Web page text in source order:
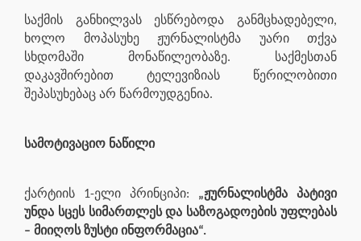
საქმის განხილვას ესწრებოდა განმცხადებელი,
ხოლო მოპასუხე ჟურნალისტმა უარი თქვა
სხდომაში მონაწილეობაზე. საქმესთან
დაკავშირებით ტელევიზიას წერილობითი
შეპასუხებაც არ წარმოუდგენია.
სამოტივაციო ნაწილი
ქარტიის 1-ელი პრინციპი: „ჟურნალისტმა პატივი
უნდა სცეს სიმართლეს და საზოგადოების უფლებას
– მიიღოს ზუსტი ინფორმაცია“.